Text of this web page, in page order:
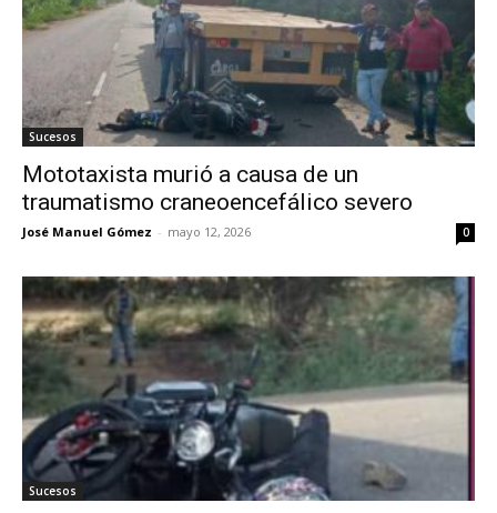
Sucesos
Mototaxista murió a causa de un
traumatismo craneoencefálico severo
José Manuel Gómez - mayo 12, 2026 0
Sucesos